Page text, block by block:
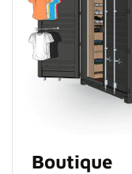
Boutique